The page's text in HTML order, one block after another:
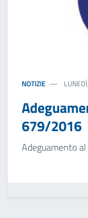
NOTIZIE
679/2016
Adeguamento